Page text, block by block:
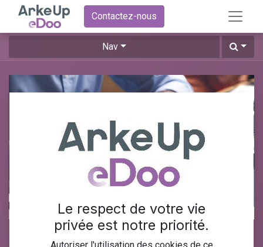
Contactez-nous
Nav
Formation Odoo gestion des
Le respect de votre vie
privée est notre priorité.
Autoriser l'utilisation des cookies de ce